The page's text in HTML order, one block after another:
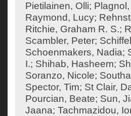
Pietilainen, Olli;
Raymond, Lucy;
Ritchie, Graham R. S.;
Scambler, Peter;
Schoenmakers, Nadia;
I.; Shihab, Hasheem;
Soranzo, Nicole;
Spector, Tim; St Clair,
Pourcian, Beate; Sun,
Jaana; Tachmazidou,